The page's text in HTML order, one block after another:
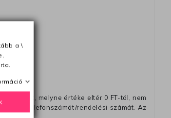
melyne értéke eltér 0 FT-tól, nem
felírja telefonszámát/rendelési számát. Az
a \